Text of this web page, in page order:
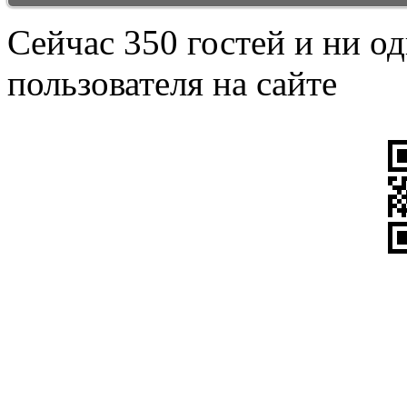
Сейчас 350 гостей и ни
пользователя на сайте